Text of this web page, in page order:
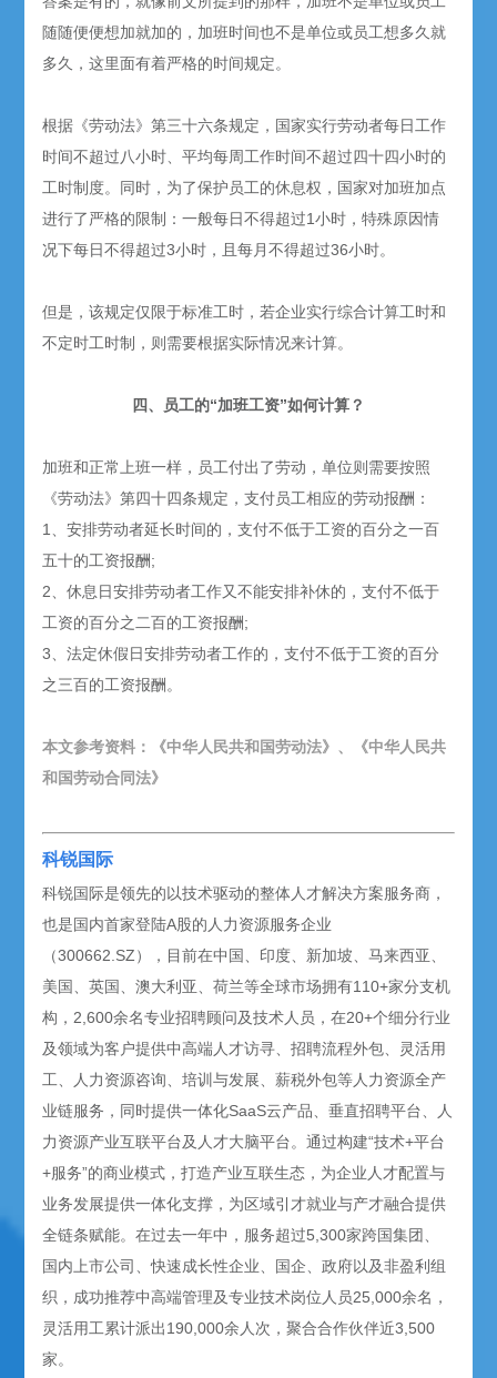
随随便便想加就加的，加班时间也不是单位或员工想多久就
多久，这里面有着严格的时间规定。
根据《劳动法》第三十六条规定，国家实行劳动者每日工作
时间不超过八小时、平均每周工作时间不超过四十四小时的
工时制度。同时，为了保护员工的休息权，国家对加班加点
进行了严格的限制：一般每日不得超过1小时，特殊原因情
况下每日不得超过3小时，且每月不得超过36小时。
但是，该规定仅限于标准工时，若企业实行综合计算工时和
不定时工时制，则需要根据实际情况来计算。
四、员工的“加班工资”如何计算？
加班和正常上班一样，员工付出了劳动，单位则需要按照
《劳动法》第四十四条规定，支付员工相应的劳动报酬：
1、安排劳动者延长时间的，支付不低于工资的百分之一百
五十的工资报酬;
2、休息日安排劳动者工作又不能安排补休的，支付不低于
工资的百分之二百的工资报酬;
3、法定休假日安排劳动者工作的，支付不低于工资的百分
之三百的工资报酬。
本文参考资料：《中华人民共和国劳动法》、《中华人民共
和国劳动合同法》
科锐国际
科锐国际是领先的以技术驱动的整体人才解决方案服务商，
也是国内首家登陆A股的人力资源服务企业
（300662.SZ），目前在中国、印度、新加坡、马来西亚、
美国、英国、澳大利亚、荷兰等全球市场拥有110+家分支机
构，2,600余名专业招聘顾问及技术人员，在20+个细分行业
及领域为客户提供中高端人才访寻、招聘流程外包、灵活用
工、人力资源咨询、培训与发展、薪税外包等人力资源全产
业链服务，同时提供一体化SaaS云产品、垂直招聘平台、人
力资源产业互联平台及人才大脑平台。通过构建“技术+平台
+服务”的商业模式，打造产业互联生态，为企业人才配置与
业务发展提供一体化支撑，为区域引才就业与产才融合提供
全链条赋能。在过去一年中，服务超过5,300家跨国集团、
国内上市公司、快速成长性企业、国企、政府以及非盈利组
织，成功推荐中高端管理及专业技术岗位人员25,000余名，
灵活用工累计派出190,000余人次，聚合合作伙伴近3,500
家。